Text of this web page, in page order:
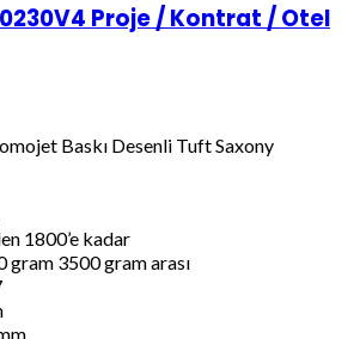
Proje / Kontrat / Otel
Baskı Desenli Tuft Saxony
1800’e kadar
gram 3500 gram arası